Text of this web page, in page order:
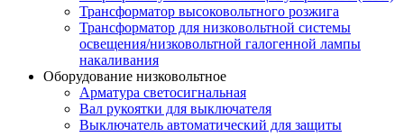
Трансформатор высоковольтного розжига
Трансформатор для низковольтной системы
освещения/низковольтной галогенной лампы
накаливания
Оборудование низковольтное
Арматура светосигнальная
Вал рукоятки для выключателя
Выключатель автоматический для защиты